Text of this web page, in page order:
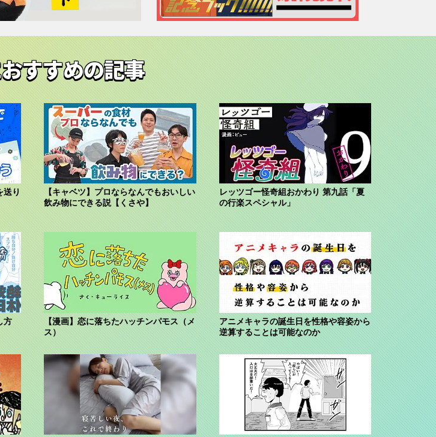
すすめの記事
送り
【キャベツ】プロならなんでもおいしい
飲み物にできる説【くさや】
レッツゴー怪奇組おかわり 第九話「夏
の行楽スペシャル」
方
【漫画】恋に落ちたハッチンパモス（メ
ス）
アニメキャラの誕生日を性格や容姿から
逆算することは可能なのか